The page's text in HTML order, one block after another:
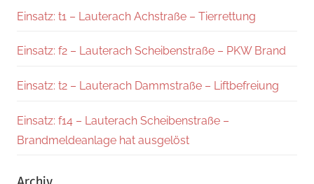
Einsatz: t1 – Lauterach Achstraße – Tierrettung
Einsatz: f2 – Lauterach Scheibenstraße – PKW Brand
Einsatz: t2 – Lauterach Dammstraße – Liftbefreiung
Einsatz: f14 – Lauterach Scheibenstraße –
Brandmeldeanlage hat ausgelöst